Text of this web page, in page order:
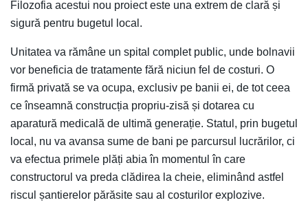
Filozofia acestui nou proiect este una extrem de clară și
sigură pentru bugetul local.
Unitatea va rămâne un spital complet public, unde bolnavii
vor beneficia de tratamente fără niciun fel de costuri. O
firmă privată se va ocupa, exclusiv pe banii ei, de tot ceea
ce înseamnă construcția propriu-zisă și dotarea cu
aparatură medicală de ultimă generație. Statul, prin bugetul
local, nu va avansa sume de bani pe parcursul lucrărilor, ci
va efectua primele plăți abia în momentul în care
constructorul va preda clădirea la cheie, eliminând astfel
riscul șantierelor părăsite sau al costurilor explozive.